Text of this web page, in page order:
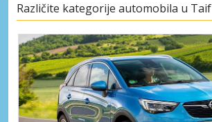
Različite kategorije automobila u Taif